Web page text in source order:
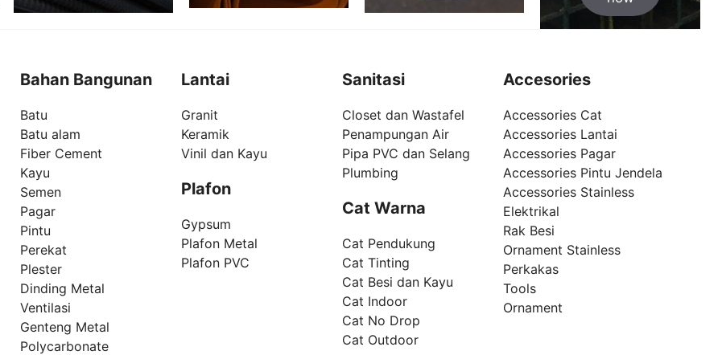
Bahan Bangunan
Batu
Batu alam
Fiber Cement
Kayu
Semen
Pagar
Pintu
Perekat
Plester
Dinding Metal
Ventilasi
Genteng Metal
Polycarbonate
Lantai
Granit
Keramik
Vinil dan Kayu
Plafon
Gypsum
Plafon Metal
Plafon PVC
Sanitasi
Closet dan Wastafel
Penampungan Air
Pipa PVC dan Selang
Plumbing
Cat Warna
Cat Pendukung
Cat Tinting
Cat Besi dan Kayu
Cat Indoor
Cat No Drop
Cat Outdoor
Accesories
Accessories Cat
Accessories Lantai
Accessories Pagar
Accessories Pintu Jendela
Accessories Stainless
Elektrikal
Rak Besi
Ornament Stainless
Perkakas
Tools
Ornament